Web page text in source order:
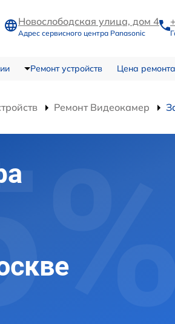
Новослободская улица, дом 4
Адрес сервисного центра Panasonic
Ремонт устройств Цена ремонта
Ремонт Видеокамер